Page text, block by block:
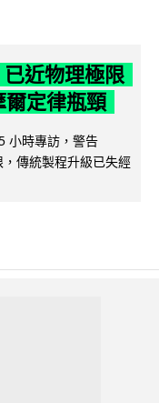
近物理極限
爾定律瓶頸
小時專訪，警告
傳統製程升級已失經